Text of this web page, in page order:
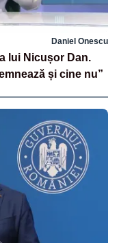
Daniel Onescu
lui Nicușor Dan.
și cine nu”